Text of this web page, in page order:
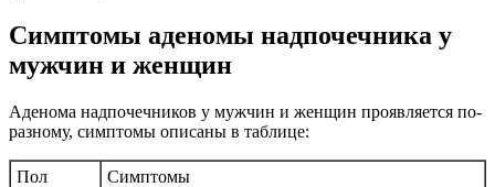
Симптомы аденомы надпочечника у
мужчин и женщин
Аденома надпочечников у мужчин и женщин проявляется по-
разному, симптомы описаны в таблице:
Пол Симптомы